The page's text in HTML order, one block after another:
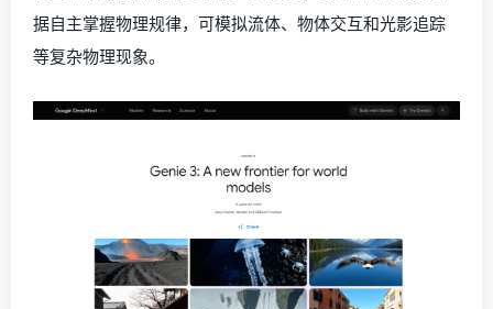
据自主掌握物理规律，可模拟流体、物体交互和光影追踪
等复杂物理现象。